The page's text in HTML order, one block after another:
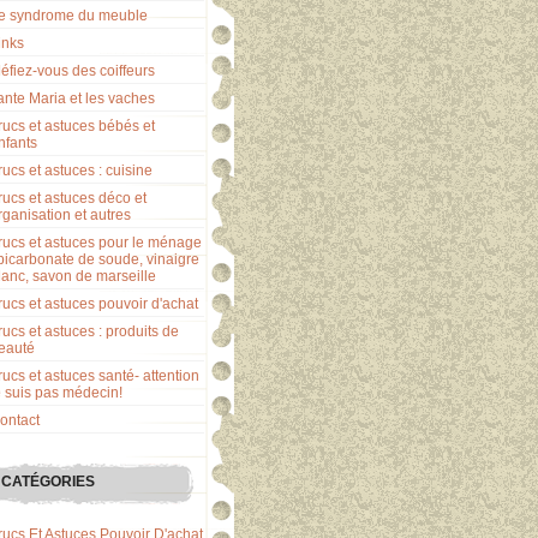
syndrome du meuble
vous des coiffeurs
Maria et les vaches
et astuces bébés et
et astuces : cuisine
et astuces déco et
et autres
et astuces pour le ménage
de soude, vinaigre
savon de marseille
et astuces pouvoir d'achat
et astuces : produits de
et astuces santé- attention
suis pas médecin!
CATÉGORIES
Et Astuces Pouvoir D'achat